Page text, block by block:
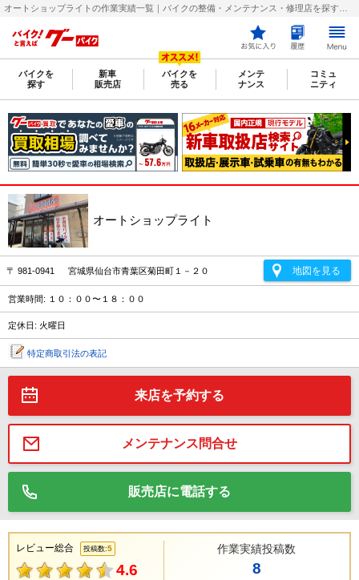
バイクを
探す
新車
販売店
バイクを
売る
メンテ
ナンス
コミュ
ニティ
オートショップライト
〒 981-0941 宮城県仙台市青葉区菊田町１－２０ 地図を見る
営業時間: １０：００〜１８：００
定休日: 火曜日
特定商取引法の表記
来店を予約する
メンテナンス問合せ
販売店に電話する
レビュー総合 投稿数:5
4.6
作業実績投稿数
8